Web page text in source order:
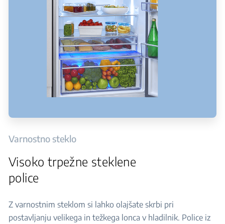
Varnostno steklo
Visoko trpežne steklene
police
Z varnostnim steklom si lahko olajšate skrbi pri
postavljanju velikega in težkega lonca v hladilnik. Police iz